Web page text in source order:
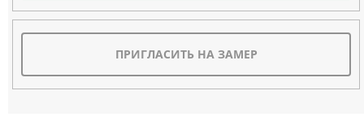
ПРИГЛАСИТЬ НА ЗАМЕР